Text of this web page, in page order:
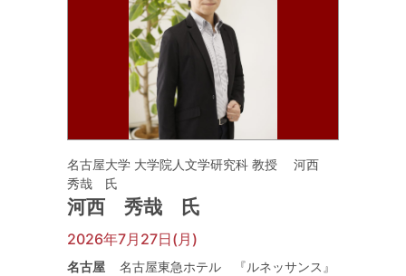
名古屋大学 大学院人文学研究科 教授 河西
秀哉 氏
河西 秀哉 氏
2026年7月27日(月)
名古屋
名古屋東急ホテル 『ルネッサンス』